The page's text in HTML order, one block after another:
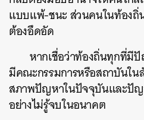
แบบแพ้-ชนะ ส่วนคนในท้องถิ่
ต้องอึดอัด
หากเชื่อว่าท้องถิ่นทุกที่มี
มีคณะกรรมการหรือสถาบันใ
สภาพปัญหาในปัจจุบันและปั
อย่างไม่รู้จบในอนาคต